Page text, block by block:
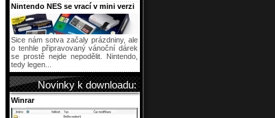
Nintendo NES se vrací v mini verzi
Sice nám sotva začaly prázdniny, ale
o tenhle připravovaný vánoční dárek
se prostě nejde nepodělit. Nintendo,
tedy legen...
Novinky k downloadu:
Winrar